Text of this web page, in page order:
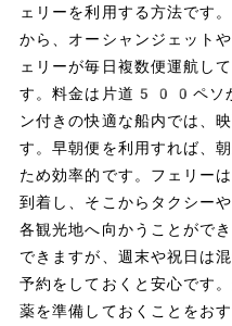
ェリーを利用する方法で
から、オーシャンジェット
ェリーが毎日複数便運航し
す。料金は片道500ペソ
ン付きの快適な船内では、
す。早朝便を利用すれば、
ため効率的です。フェリー
到着し、そこからタクシー
各観光地へ向かうことがで
できますが、週末や祝日は
予約をしておくと安心です
薬を準備しておくことをお